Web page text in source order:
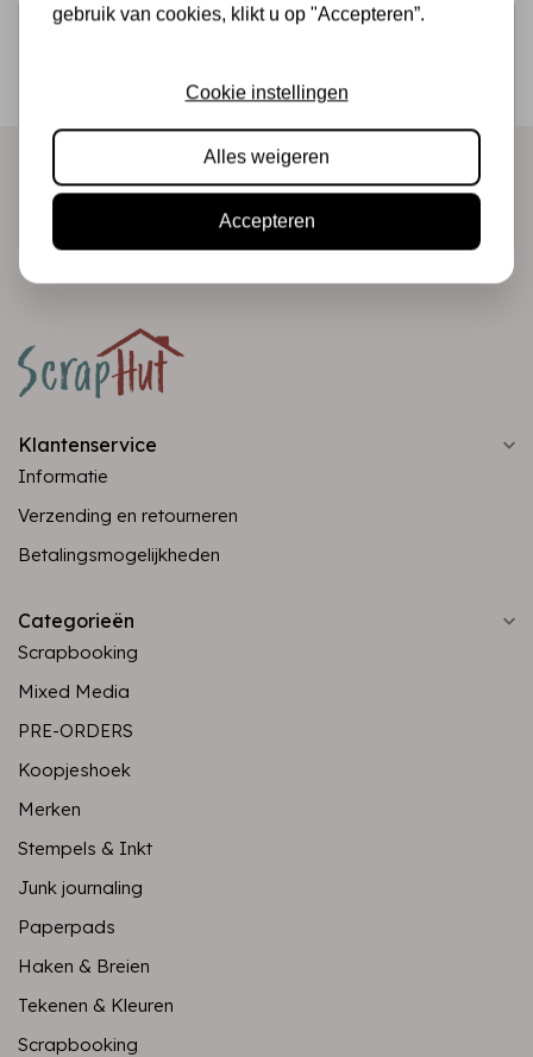
Schrijf je in voor de nieuwsbrief
direct in je mailbox!
Klantenservice
Informatie
Verzending en retourneren
Betalingsmogelijkheden
Categorieën
Scrapbooking
Mixed Media
PRE-ORDERS
Koopjeshoek
Merken
Stempels & Inkt
Junk journaling
Paperpads
Haken & Breien
Tekenen & Kleuren
Scrapbooking
gebruik van cookies, klikt u op "Accepteren”.
Cookie instellingen
Alles weigeren
Accepteren